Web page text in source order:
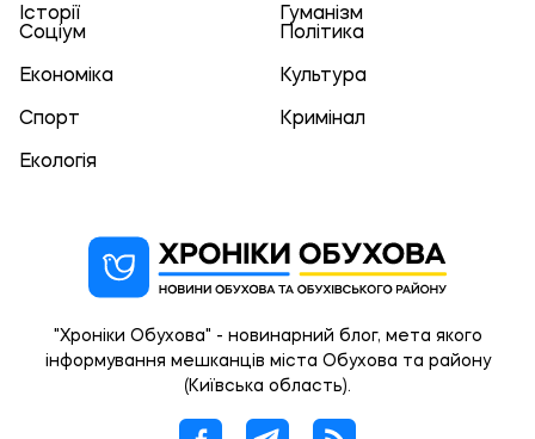
Історії
Гуманізм
Соціум
Політика
Економіка Культура
Спорт Кримінал
Екологія
"Хроніки Обухова" - новинарний блог, мета якого
інформування мешканців міста Обухова та району
(Київська область).